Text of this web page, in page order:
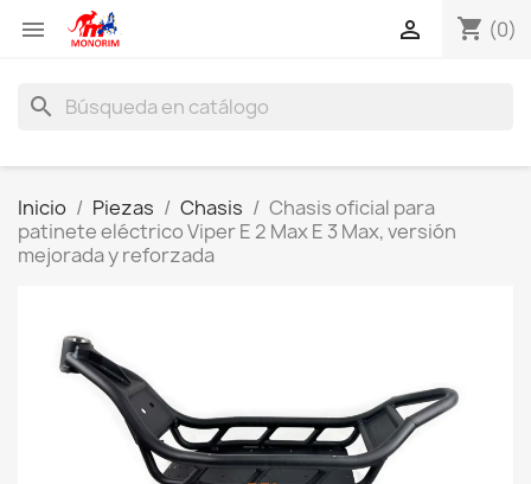
 shopping_cart (0)

search
Inicio Piezas Chasis
Chasis oficial para
patinete eléctrico Viper E 2 Max E 3 Max, versión
mejorada y reforzada